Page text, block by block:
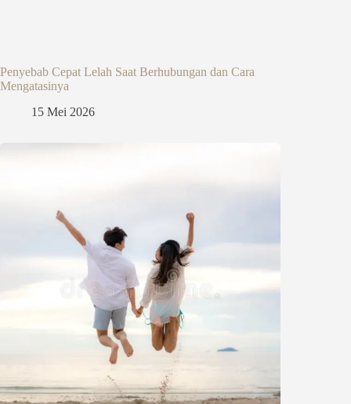
Penyebab Cepat Lelah Saat Berhubungan dan Cara
Mengatasinya
15 Mei 2026